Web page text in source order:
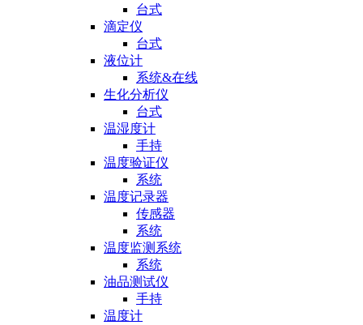
台式
滴定仪
台式
液位计
系统&在线
生化分析仪
台式
温湿度计
手持
温度验证仪
系统
温度记录器
传感器
系统
温度监测系统
系统
油品测试仪
手持
温度计